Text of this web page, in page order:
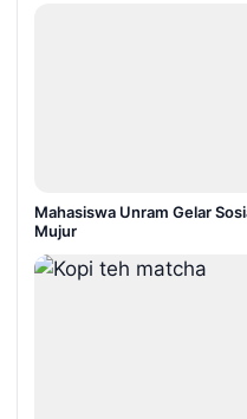
Mahasiswa Unram Gelar
Mujur